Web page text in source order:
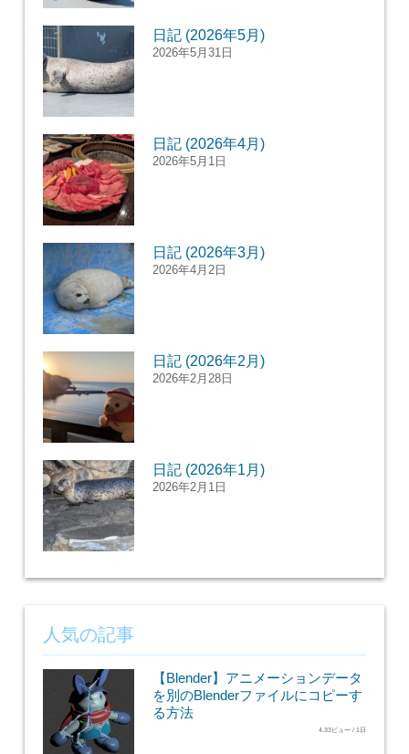
日記 (2026年5月)
2026年5月31日
日記 (2026年4月)
2026年5月1日
日記 (2026年3月)
2026年4月2日
日記 (2026年2月)
2026年2月28日
日記 (2026年1月)
2026年2月1日
人気の記事
【Blender】アニメーションデータ
を別のBlenderファイルにコピーす
る方法
4.33ビュー / 1日